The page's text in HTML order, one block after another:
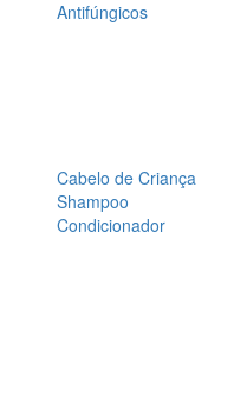
Antifúngicos
Cabelo de Criança
Shampoo
Condicionador